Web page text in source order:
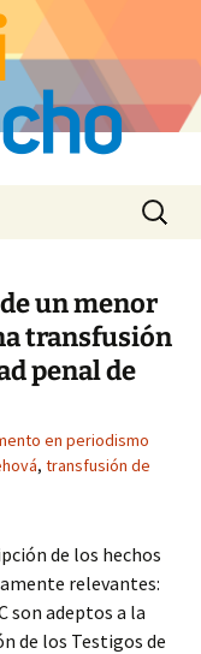
Buscar:
un menor
transfusión
penal de
en periodismo
, transfusión de
de los hechos
relevantes:
son adeptos a la
de los Testigos de